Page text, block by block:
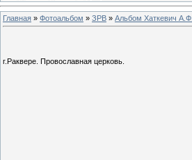
Главная » Фотоальбом » ЗРВ » Альбом Хаткевич А.Ф.
г.Раквере. Провославная церковь.